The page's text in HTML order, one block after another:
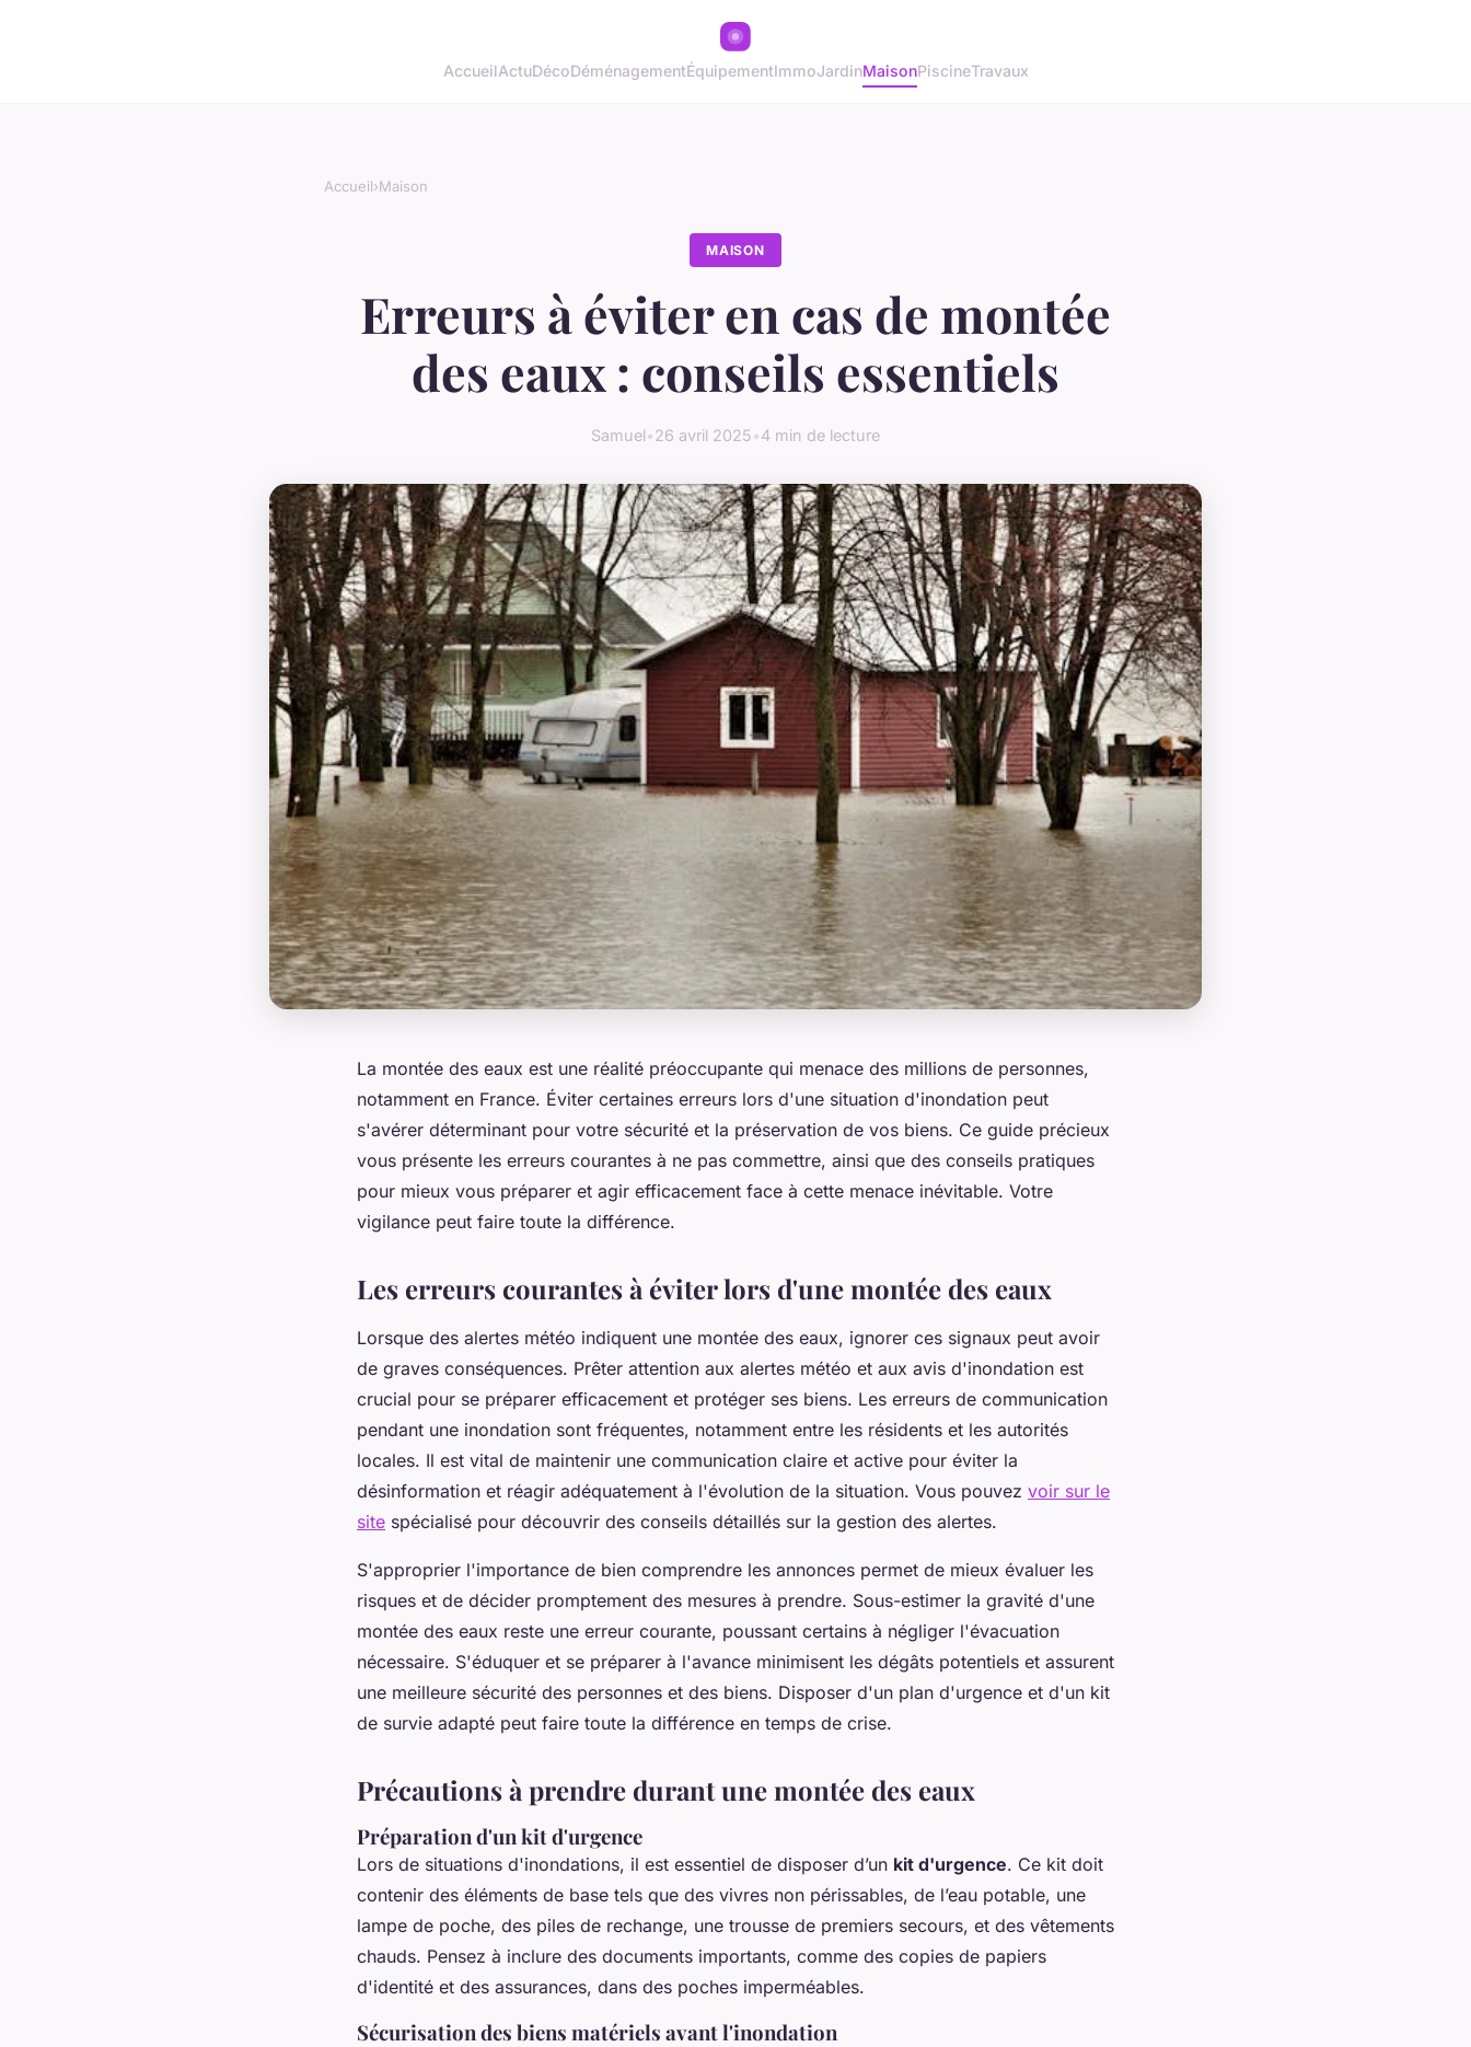
AccueilActuDécoDéménagementÉquipementImmoJardinMaisonPiscineTravaux
Accueil›Maison
MAISON
Erreurs à éviter en cas de montée
des eaux : conseils essentiels
Samuel•26 avril 2025•4 min de lecture
La montée des eaux est une réalité préoccupante qui menace des millions de personnes,
notamment en France. Éviter certaines erreurs lors d'une situation d'inondation peut
s'avérer déterminant pour votre sécurité et la préservation de vos biens. Ce guide précieux
vous présente les erreurs courantes à ne pas commettre, ainsi que des conseils pratiques
pour mieux vous préparer et agir efficacement face à cette menace inévitable. Votre
vigilance peut faire toute la différence.
Les erreurs courantes à éviter lors d'une montée des eaux
Lorsque des alertes météo indiquent une montée des eaux, ignorer ces signaux peut avoir
de graves conséquences. Prêter attention aux alertes météo et aux avis d'inondation est
crucial pour se préparer efficacement et protéger ses biens. Les erreurs de communication
pendant une inondation sont fréquentes, notamment entre les résidents et les autorités
locales. Il est vital de maintenir une communication claire et active pour éviter la
désinformation et réagir adéquatement à l'évolution de la situation. Vous pouvez voir sur le
site spécialisé pour découvrir des conseils détaillés sur la gestion des alertes.
S'approprier l'importance de bien comprendre les annonces permet de mieux évaluer les
risques et de décider promptement des mesures à prendre. Sous-estimer la gravité d'une
montée des eaux reste une erreur courante, poussant certains à négliger l'évacuation
nécessaire. S'éduquer et se préparer à l'avance minimisent les dégâts potentiels et assurent
une meilleure sécurité des personnes et des biens. Disposer d'un plan d'urgence et d'un kit
de survie adapté peut faire toute la différence en temps de crise.
Précautions à prendre durant une montée des eaux
Préparation d'un kit d'urgence
Lors de situations d'inondations, il est essentiel de disposer d’un kit d'urgence. Ce kit doit
contenir des éléments de base tels que des vivres non périssables, de l’eau potable, une
lampe de poche, des piles de rechange, une trousse de premiers secours, et des vêtements
chauds. Pensez à inclure des documents importants, comme des copies de papiers
d'identité et des assurances, dans des poches imperméables.
Sécurisation des biens matériels avant l'inondation